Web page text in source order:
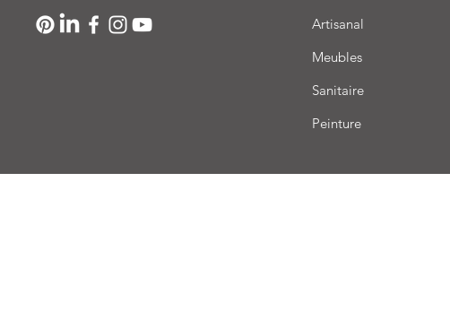
Artisanal
Meubles
Sanitaire
Peinture